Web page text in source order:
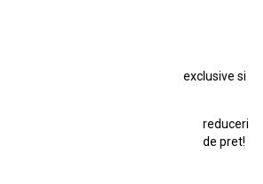
exclusive si
reduceri
de pret!